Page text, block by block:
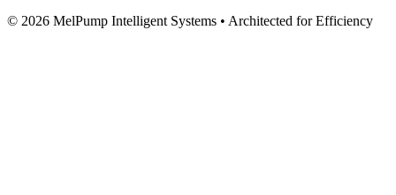
© 2026 MelPump Intelligent Systems • Architected for Efficiency